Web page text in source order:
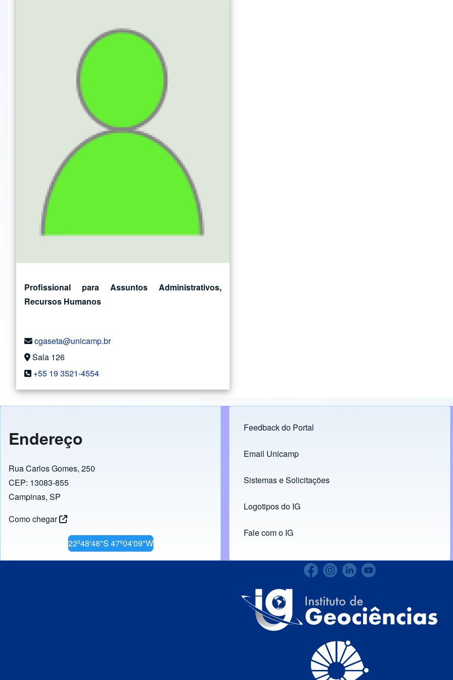
Profissional para Assuntos Administrativos,
Recursos Humanos
cgaseta@unicamp.br
Sala 126
+55 19 3521-4554
Endereço
Rua Carlos Gomes, 250
CEP: 13083-855
Campinas, SP
Como chegar
22º48'48"S 47º04'09"W
Footer menu
Feedback do Portal
Links
Email Unicamp
(opens in new tab)
Sistemas e Solicitações
(opens in new tab)
Logotipos do IG
(opens in new tab)
Fale com o IG